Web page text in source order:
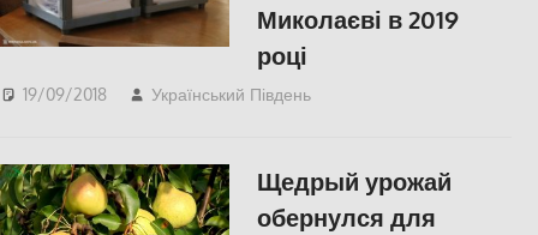
Миколаєві в 2019
році
19/09/2018 Український Південь
Щедрый урожай
обернулся для